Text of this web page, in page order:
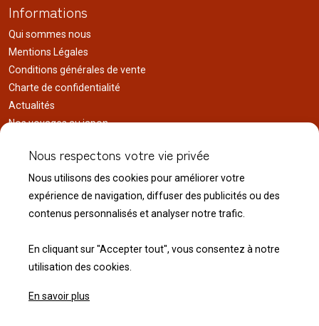
Informations
Qui sommes nous
Mentions Légales
Conditions générales de vente
Charte de confidentialité
Actualités
Nos voyages au japon
Liens utiles
Service client
Nous contacter
Modalité de retour
Nous respectons votre vie privée
Nous utilisons des cookies pour améliorer votre
expérience de navigation, diffuser des publicités ou des
contenus personnalisés et analyser notre trafic.
En cliquant sur "Accepter tout", vous consentez à notre
utilisation des cookies.
En savoir plus